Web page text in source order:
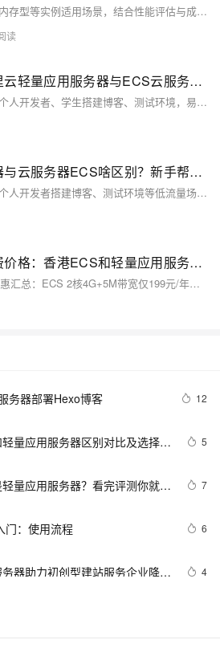
本文详解通用型、计算型、内存型等实例适用场景，结合性能评估与成本优化策略，助力用户按需选择。以日均1万访问企业网站为例，2核4G+3M带宽月费约200元，性价比高。合理配置更省钱。
区别及选择指南：阿里云轻量应用服务器与ECS云服务器有什么区别？
阿里云轻量应用服务器适合个人开发者、学生搭建博客、测试环境，易用且性价比高；ECS功能更强大，适合企业级应用如大数据、高流量网站。根据需求选择：轻量入门首选，ECS专业之选。
阿里云轻量应用服务器与云服务器ECS啥区别？新手帮助教程
阿里云轻量应用服务器适合个人开发者搭建博客、测试环境等低流量场景，操作简单、成本低；ECS适用于企业级高负载业务，功能强大、灵活可扩展。二者在性能、网络、镜像及运维管理上差异显著，用户应根据实际需求选择。
阿里云香港服务器收费价格：香港ECS和轻量应用服务器配置介绍
2025年阿里云香港服务器优惠汇总：ECS 2核4G+5M带宽仅199元/年；轻量服务器30M带宽24元/月起，200M峰值带宽25元/月起。轻量性价比高，适合个人及中小企业建站、跨境业务，具体配置价格详见官方活动页。
务器部署Hexo博客 12
量应用服务器区别对比及选择方
5
量应用服务器？看完评测你就知
7
门：使用流程 6
器助力初创型建站服务企业降本
4
ECS突发性能t6有什么区别？